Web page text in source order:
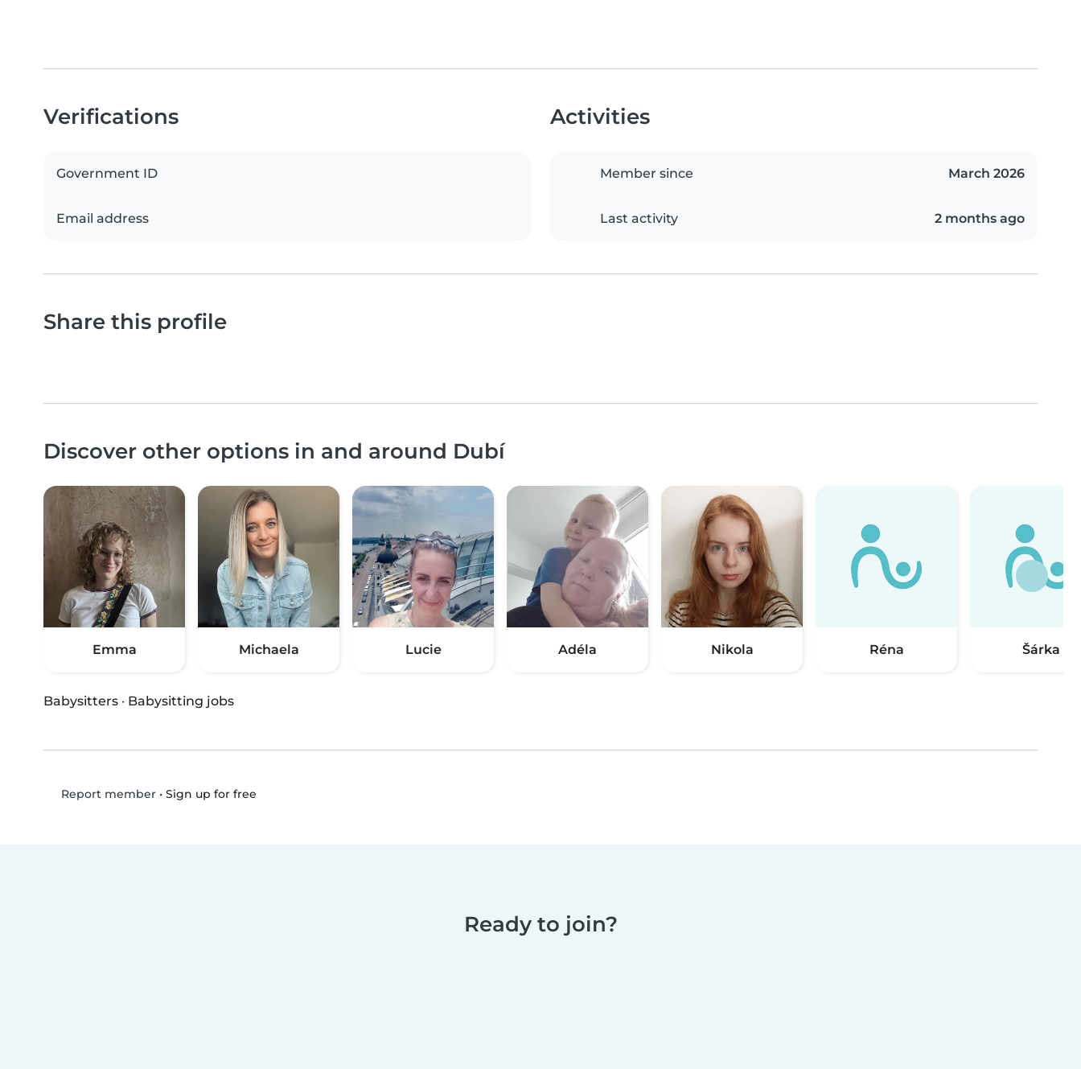
Verifications
Government ID
Email address
Activities
Member since March 2026
Last activity 2 months ago
Share this profile
Discover other options in and around Dubí
Emma Michaela Lucie Adéla Nikola Réna Šárka
Babysitters · Babysitting jobs
Report member• Sign up for free
Ready to join?